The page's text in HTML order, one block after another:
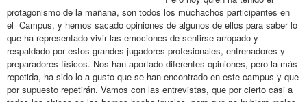
protagonismo de la mañana, son todos los muchachos participantes en
el Campus, y hemos sacado opiniones de algunos de ellos para saber lo
que ha representado vivir las emociones de sentirse arropado y
respaldado por estos grandes jugadores profesionales, entrenadores y
preparadores físicos. Nos han aportado diferentes opiniones, pero la más
repetida, ha sido lo a gusto que se han encontrado en este campus y que
por supuesto repetirán. Vamos con las entrevistas, que por cierto casi a